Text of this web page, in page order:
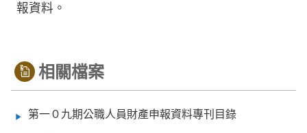
報資料。
相關檔案
第一０九期公職人員財產申報資料專刊目錄